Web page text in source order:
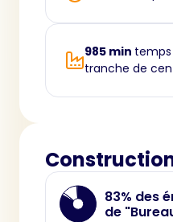
985 min temps
tranche de
83% des
de